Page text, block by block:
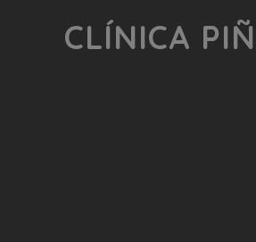
CLÍNICA